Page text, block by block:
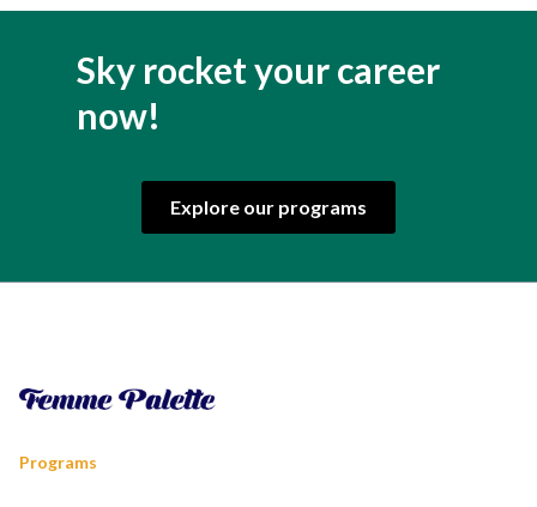
Sky rocket your career
now!
Explore our programs
Programs